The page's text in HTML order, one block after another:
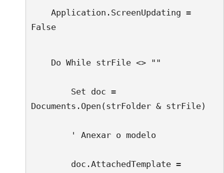
False
    Do While strFile <> ""
Documents.Open(strFolder & strFile)
        ' Anexar o modelo